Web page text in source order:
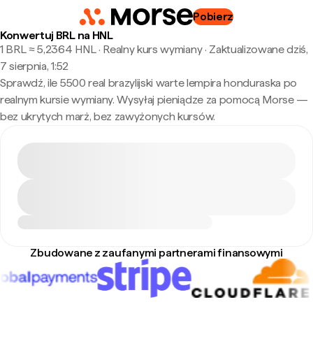
Pobierz
Konwertuj BRL na HNL
1 BRL ≈ 5,2364 HNL · Realny kurs wymiany· Zaktualizowane dziś,
7 sierpnia, 1:52
Sprawdź, ile 5500 real brazylijski warte lempira honduraska po
realnym kursie wymiany. Wysyłaj pieniądze za pomocą Morse —
bez ukrytych marż, bez zawyżonych kursów.
Zbudowane z zaufanymi partnerami finansowymi